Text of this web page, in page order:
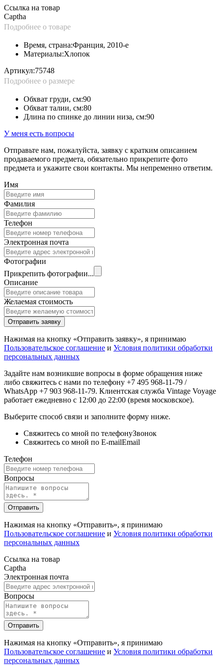
Ссылка на товар
Captha
Подробнее о товаре
Материалы:Хлопок
Время, страна:Франция, 2010-е
Артикул:75748
Подробнее о размере
Длина по спинке до линии низа, см:90
Обхват талии, см:80
Обхват груди, см:90
У меня есть вопросы
Отправьте нам, пожалуйста, заявку с кратким описанием
продаваемого предмета, обязательно прикрепите фото
предмета и укажите свои контакты. Мы непременно ответим.
Имя
Фамилия
Телефон
Электронная почта
Фотографии
Прикрепить фотографии...
Описание
Желаемая стоимость
Отправить заявку
Нажимая на кнопку «Отправить заявку», я принимаю
Пользовательское соглашение и Условия политики обработки
персональных данных
Задайте нам возникшие вопросы в форме обращения ниже
либо свяжитесь с нами по телефону +7 495 968-11-79 /
WhatsApp +7 903 968-11-79. Клиентская служба Vintage Voyage
работает ежедневно с 12:00 до 22:00 (время московское).
Выберите способ связи и заполните форму ниже.
Свяжитесь со мной по телефонуЗвонок
Свяжитесь со мной по E-mailEmail
Телефон
Вопросы
Отправить
Нажимая на кнопку «Отправить», я принимаю
Пользовательское соглашение и Условия политики обработки
персональных данных
Ссылка на товар
Captha
Электронная почта
Вопросы
Отправить
Нажимая на кнопку «Отправить», я принимаю
Пользовательское соглашение и Условия политики обработки
персональных данных